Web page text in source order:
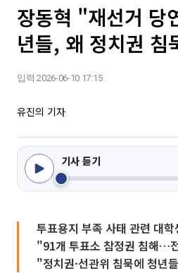
장동혁 "재선거 당
년들, 왜 정치권 침
입력 2026-06-10 17:15
유진의 기자
기사 듣기
투표용지 부족 사태 관련 대학
"91개 투표소 참정권 침해…
"정치권·선관위 침묵에 청년